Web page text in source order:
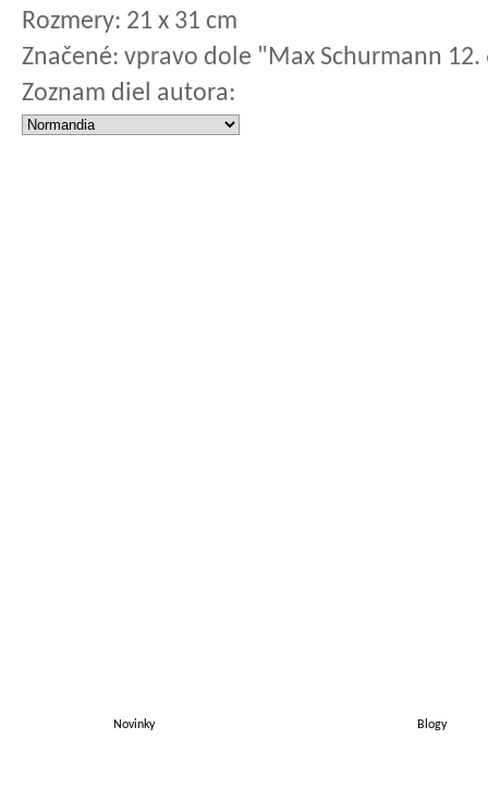
Rozmery: 21 x 31 cm
Značené: vpravo dole "Max Schurmann 12.
Zoznam diel autora:
Novinky Blogy